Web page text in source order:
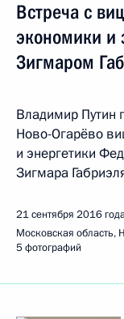
Встреча с
экономики и
Зигмаром
Владимир Путин
Ново-Огарёво
и энергетики
Зигмара
21 сентября 2016
Московская область,
5 фотографий